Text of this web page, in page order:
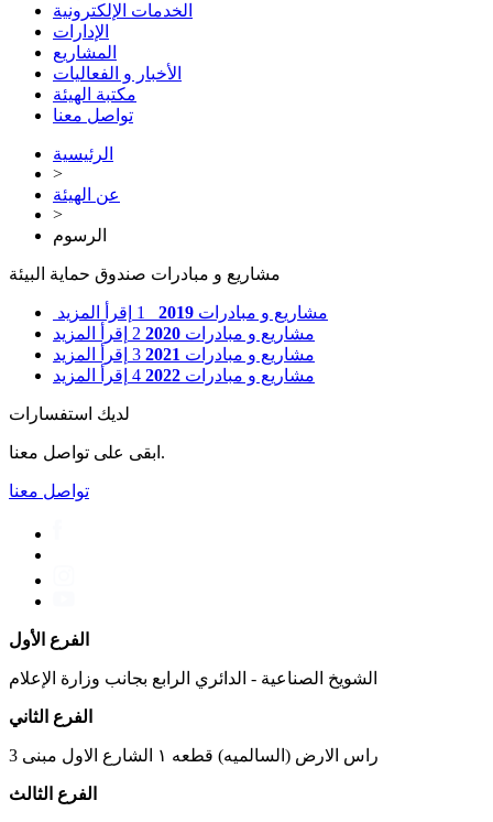
الخدمات الإلكترونية
الإدارات
المشاريع
الأخبار و الفعاليات
مكتبة الهيئة
تواصل معنا
الرئيسية
>
عن الهيئة
>
الرسوم
مشاريع و مبادرات صندوق حماية البيئة
مشاريع و مبادرات 1 إقرأ المزيد
مشاريع و مبادرات 2020
2 إقرأ المزيد
مشاريع و مبادرات 2021
3 إقرأ المزيد
مشاريع و مبادرات 2022
4 إقرأ المزيد
لديك استفسارات
ابقى على تواصل معنا.
تواصل معنا
الفرع الأول
الشويخ الصناعية - الدائري الرابع بجانب وزارة الإعلام
الفرع الثاني
راس الارض (السالميه) قطعه ١ الشارع الاول مبنى 3
الفرع الثالث